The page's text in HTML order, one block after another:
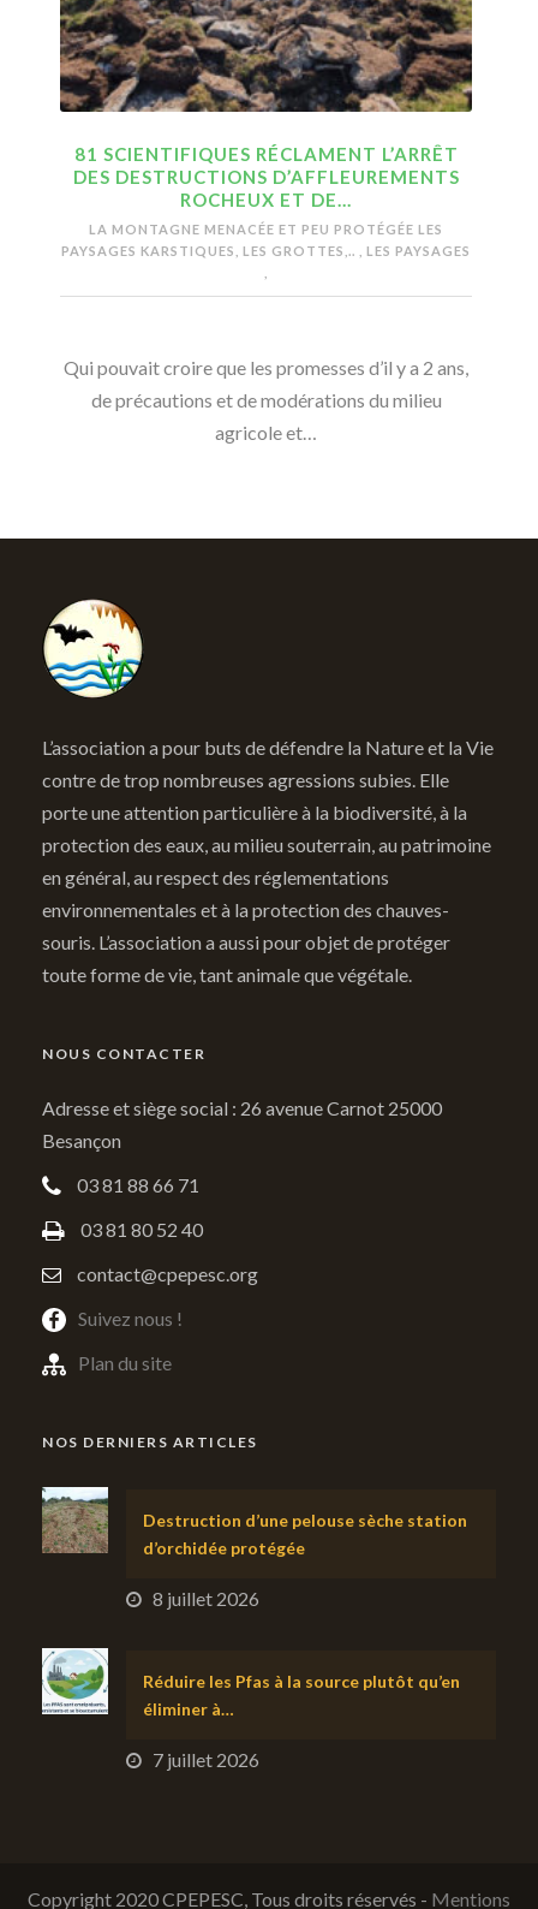
81 SCIENTIFIQUES RÉCLAMENT L’ARRÊT
DES DESTRUCTIONS D’AFFLEUREMENTS
ROCHEUX ET DE…
LA MONTAGNE MENACÉE ET PEU PROTÉGÉE LES
PAYSAGES KARSTIQUES, LES GROTTES,..
LES PAYSAGES
Qui pouvait croire que les promesses d’il y a 2 ans,
de précautions et de modérations du milieu
agricole et…
L’association a pour buts de défendre la Nature et la Vie
contre de trop nombreuses agressions subies. Elle
porte une attention particulière à la biodiversité, à la
protection des eaux, au milieu souterrain, au patrimoine
en général, au respect des réglementations
environnementales et à la protection des chauves-
souris. L’association a aussi pour objet de protéger
toute forme de vie, tant animale que végétale.
NOUS CONTACTER
Adresse et siège social : 26 avenue Carnot 25000
Besançon
03 81 88 66 71
03 81 80 52 40
contact@cpepesc.org
Suivez nous !
Plan du site
NOS DERNIERS ARTICLES
Destruction d’une pelouse sèche station
d’orchidée protégée
8 juillet 2026
Réduire les Pfas à la source plutôt qu’en
éliminer à…
7 juillet 2026
Copyright 2020 CPEPESC, Tous droits réservés - Mentions